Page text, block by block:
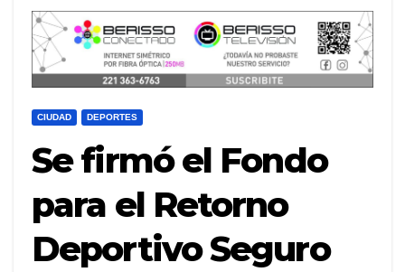
CIUDAD DEPORTES
Se firmó el Fondo
para el Retorno
Deportivo Seguro